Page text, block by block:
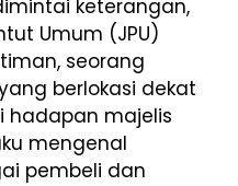
keterangan,
Umum (JPU)
seorang
berlokasi dekat
hadapan majelis
mengenal
pembeli dan